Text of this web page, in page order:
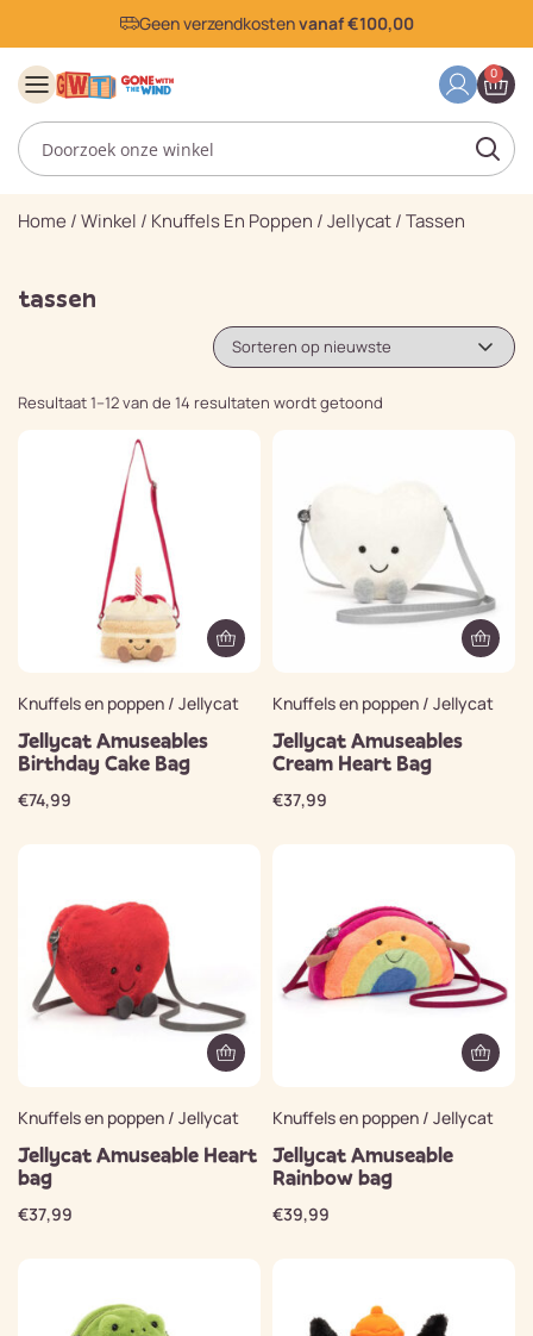
Geen verzendkostenvanaf €100,00
0
Home /Winkel / Knuffels En Poppen /Jellycat/Tassen
tassen
Resultaat 1–12 van de 14 resultaten wordt getoond
Knuffels en poppen / Jellycat
Jellycat Amuseables
Birthday Cake Bag
€74,99
Knuffels en poppen / Jellycat
Jellycat Amuseables
Cream Heart Bag
€37,99
Knuffels en poppen / Jellycat
Jellycat Amuseable Heart
bag
€37,99
Knuffels en poppen / Jellycat
Jellycat Amuseable
Rainbow bag
€39,99